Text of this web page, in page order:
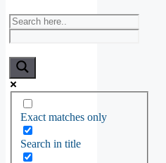
Exact matches only
Search in title